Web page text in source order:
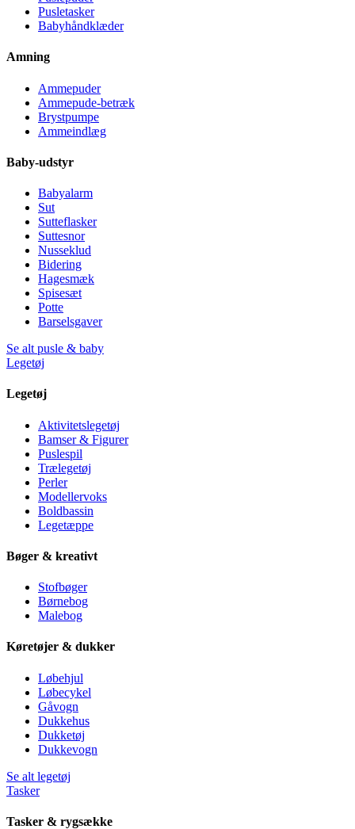
Pusletasker
Babyhåndklæder
Amning
Ammepuder
Ammepude-betræk
Brystpumpe
Ammeindlæg
Baby-udstyr
Babyalarm
Sut
Sutteflasker
Suttesnor
Nusseklud
Bidering
Hagesmæk
Spisesæt
Potte
Barselsgaver
Se alt pusle & baby
Legetøj
Legetøj
Aktivitetslegetøj
Bamser & Figurer
Puslespil
Trælegetøj
Perler
Modellervoks
Boldbassin
Legetæppe
Bøger & kreativt
Stofbøger
Børnebog
Malebog
Køretøjer & dukker
Løbehjul
Løbecykel
Gåvogn
Dukkehus
Dukketøj
Dukkevogn
Se alt legetøj
Tasker
Tasker & rygsække